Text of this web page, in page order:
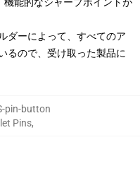
ダーによって、すべてのア
るので、受け取った製品に
pin-button
Pins,